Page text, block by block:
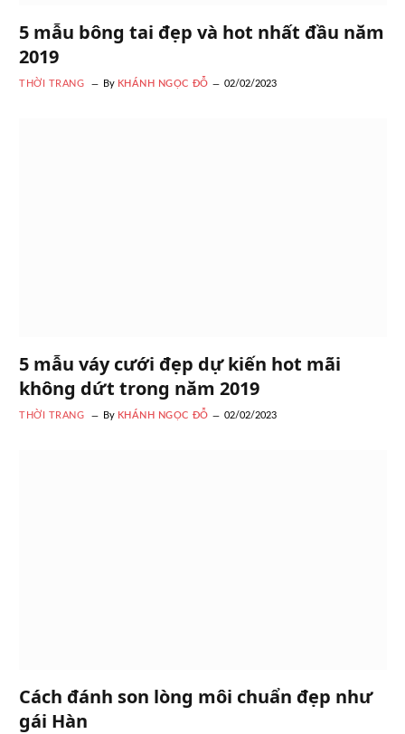
5 mẫu bông tai đẹp và hot nhất đầu năm
2019
THỜI TRANG By KHÁNH NGỌC ĐỖ 02/02/2023
5 mẫu váy cưới đẹp dự kiến hot mãi
không dứt trong năm 2019
THỜI TRANG By KHÁNH NGỌC ĐỖ 02/02/2023
Cách đánh son lòng môi chuẩn đẹp như
gái Hàn